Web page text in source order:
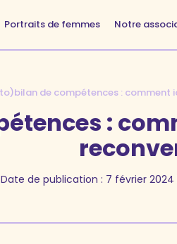
Portraits de femmes Notre
de compétences : comment
:
Date de publication : 7 février 2024